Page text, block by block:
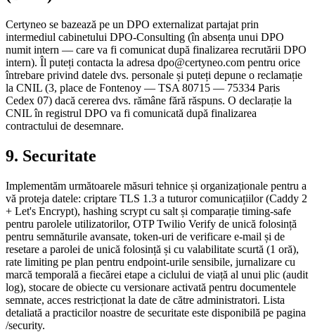
Certyneo se bazează pe un DPO externalizat partajat prin
intermediul cabinetului DPO-Consulting (în absența unui DPO
numit intern — care va fi comunicat după finalizarea recrutării DPO
intern). Îl puteți contacta la adresa dpo@certyneo.com pentru orice
întrebare privind datele dvs. personale și puteți depune o reclamație
la CNIL (3, place de Fontenoy — TSA 80715 — 75334 Paris
Cedex 07) dacă cererea dvs. rămâne fără răspuns. O declarație la
CNIL în registrul DPO va fi comunicată după finalizarea
contractului de desemnare.
9. Securitate
Implementăm următoarele măsuri tehnice și organizaționale pentru a
vă proteja datele: criptare TLS 1.3 a tuturor comunicațiilor (Caddy 2
+ Let's Encrypt), hashing scrypt cu salt și comparație timing-safe
pentru parolele utilizatorilor, OTP Twilio Verify de unică folosință
pentru semnăturile avansate, token-uri de verificare e-mail și de
resetare a parolei de unică folosință și cu valabilitate scurtă (1 oră),
rate limiting pe plan pentru endpoint-urile sensibile, jurnalizare cu
marcă temporală a fiecărei etape a ciclului de viață al unui plic (audit
log), stocare de obiecte cu versionare activată pentru documentele
semnate, acces restricționat la date de către administratori. Lista
detaliată a practicilor noastre de securitate este disponibilă pe pagina
/security.